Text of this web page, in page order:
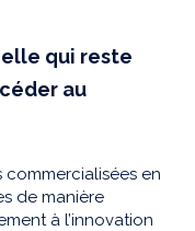
qui reste
au
en
de manière
à l’innovation